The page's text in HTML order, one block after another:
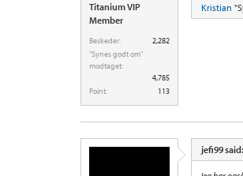
Titanium VIP
Member
Beskeder:
2,282
"Synes godt om"
modtaget:
4,785
Point:
113
Kristian
jefi99 said: